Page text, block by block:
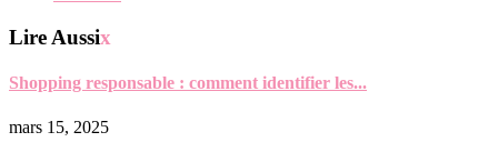
Lire Aussix
Shopping responsable : comment identifier les...
mars 15, 2025